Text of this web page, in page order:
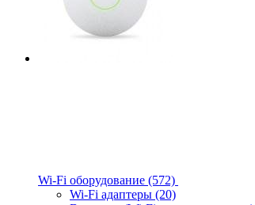
Wi-Fi оборудование (572)
Wi-Fi адаптеры (20)